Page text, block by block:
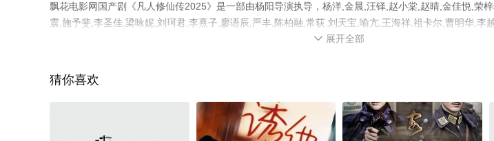
飘花电影网国产剧《凡人修仙传2025》是一部由杨阳导演执导，杨洋,金晨,汪铎,赵小棠,赵晴,金佳悦,荣
震,施予斐,李圣佳,梁咏妮,刘珂君,李熹子,廖语辰,严丰,陈柏融,常荻,刘天宝,喻亢,王海祥,祖卡尔,曹明华,李
郭馨钰,张怀公,柳岩,李乃文,金士杰,贾冰,颖儿等明星演员精彩演绎的中国大陆电视剧，大结局剧情已揭晓
 展开全部
猜你喜欢